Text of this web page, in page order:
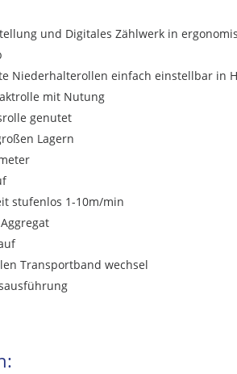
und Digitales Zählwerk in
Niederhalterollen einfach einstellbar in
mit Nutung
genutet
Lagern
stufenlos 1-10m/min
Transportband wechsel